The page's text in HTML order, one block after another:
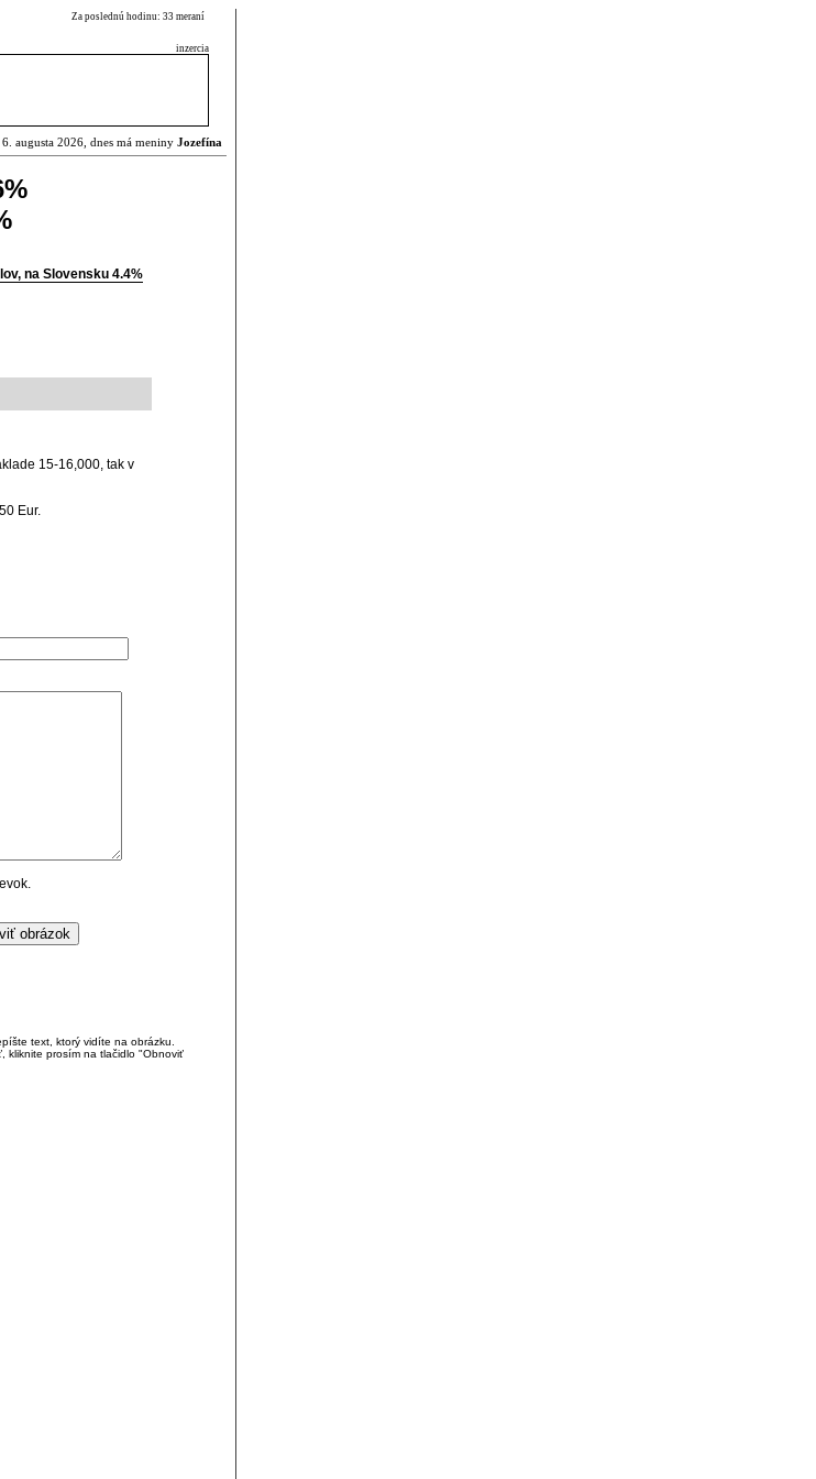
Za poslednú hodinu: 33 meraní
inzercia
augusta 2026, dnes má meniny Jozefína
na Slovensku 4.4%
15-16,000, tak v
Eur.
text, ktorý vidíte na obrázku.
kliknite prosím na tlačidlo "Obnoviť